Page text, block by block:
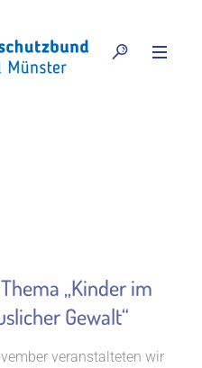
„Kinder im
Gewalt“
veranstalteten wir